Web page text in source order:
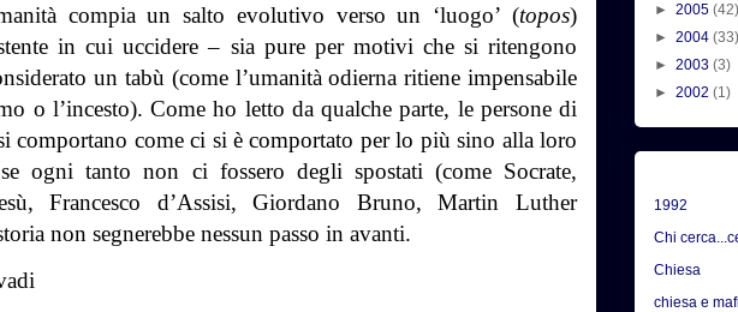
compia un salto evolutivo verso un ‘luogo’ (topos)
in cui uccidere – sia pure per motivi che si ritengono
un tabù (come l’umanità odierna ritiene impensabile
o l’incesto). Come ho letto da qualche parte, le persone di
comportano come ci si è comportato per lo più sino alla loro
ogni tanto non ci fossero degli spostati (come Socrate,
Francesco d’Assisi, Giordano Bruno, Martin Luther
non segnerebbe nessun passo in avanti.
► 2005 (42)
► 2004 (33)
► 2003 (3)
► 2002 (1)
1992
Chi
Chiesa
chiesa e